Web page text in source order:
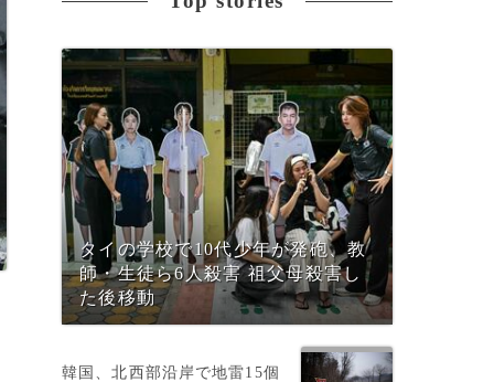
タイの学校で10代少年が発砲、教
師・生徒ら6人殺害 祖父母殺害し
た後移動
韓国、北西部沿岸で地雷15個